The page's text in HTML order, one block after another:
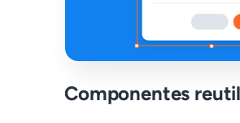
Componentes